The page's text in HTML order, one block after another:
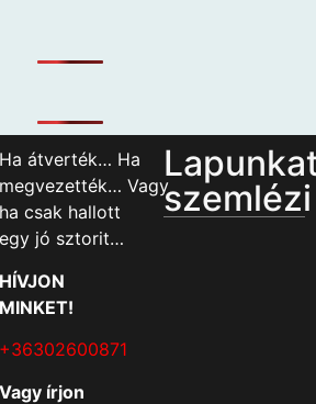
Ha átverték… Ha
megvezették… Vagy
ha csak hallott
egy jó sztorit…
HÍVJON
MINKET!
+36302600871
Vagy írjon
szemlézi